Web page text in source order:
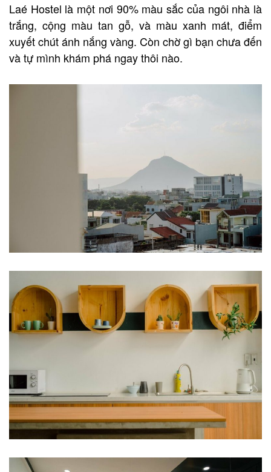
Laé Hostel là một nơi 90% màu sắc của ngôi nhà là
trắng, cộng màu tan gỗ, và màu xanh mát, điểm
xuyết chút ánh nắng vàng. Còn chờ gì bạn chưa đến
và tự mình khám phá ngay thôi nào.